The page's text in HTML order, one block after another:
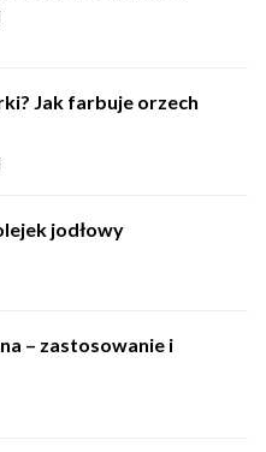
Jak farbuje orzech
jodłowy
– zastosowanie i